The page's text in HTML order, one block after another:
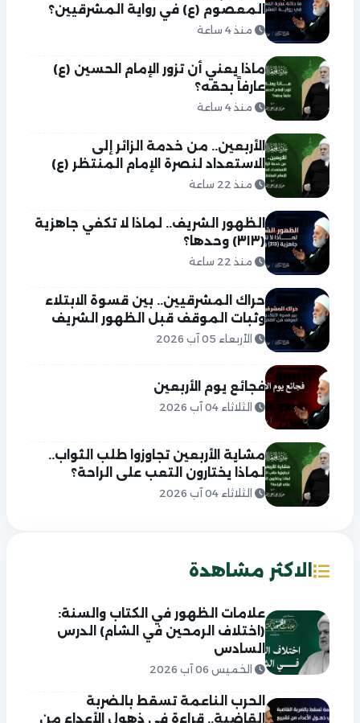
المعصوم (ع) في رواية المشرقيين؟
منذ 4 ساعة
ماذا يعني أن تزور الإمام الحسين (ع)
عارفاً بحقه؟
منذ 4 ساعة
الأربعين.. من خدمة الزائر إلى
الاستعداد لنصرة الإمام المنتظر (ع)
منذ 22 ساعة
الظهور الشريف.. لماذا لا تكفي جاهزية
(٣١٣) وحدها؟
منذ 22 ساعة
حراك المشرقيين.. بين قسوة الابتلاء
وثبات الموقف قبل الظهور الشريف
الأربعاء 05 آب 2026
فجائع يوم الأربعين
الثلاثاء 04 آب 2026
مشاية الأربعين تجاوزوا طلب الثواب..
لماذا يختارون التعب على الراحة؟
الثلاثاء 04 آب 2026
الاكثر مشاهدة
علامات الظهور في الكتاب والسنة:
(اختلاف الرمحين في الشام) الدرس
السادس
الخميس 06 آب 2026
الحرب الناعمة تسقط بالضربة
القاضية.. قراءة في ذهول الأعداء من